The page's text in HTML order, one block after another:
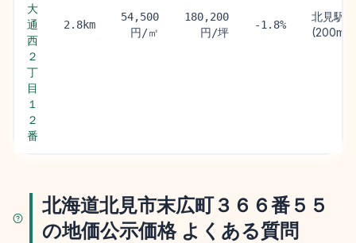
大
通
西
２
丁
目
１
２
番
2.8km
54,500
円/㎡
180,200
円/坪
-1.8%
北見駅
(200m)
北海道北見市末広町３６６番５５
の地価公示価格 よくある質問